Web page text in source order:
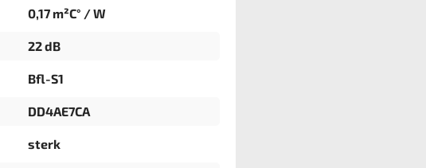
0,17 m²C° / W
22 dB
Bfl-S1
DD4AE7CA
sterk